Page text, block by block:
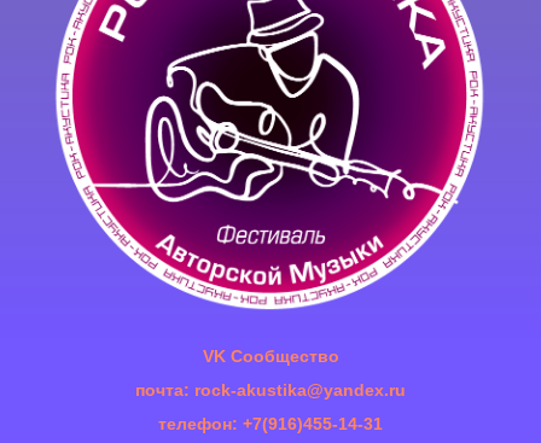
VK Сообщество
почта: rock-akustika@yandex.ru
телефон: +7(916)455-14-31